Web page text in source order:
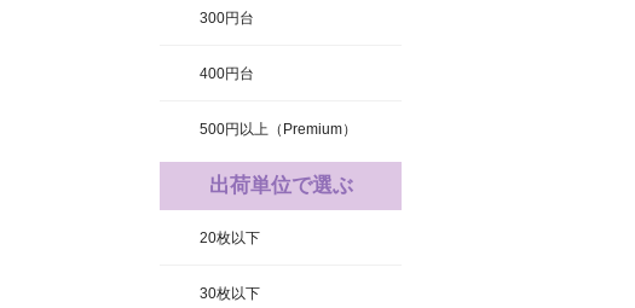
300円台
400円台
500円以上（Premium）
出荷単位で選ぶ
20枚以下
30枚以下